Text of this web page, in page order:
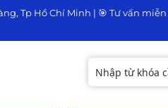
Tp Hồ Chí Minh | 🎯 Tư vấn